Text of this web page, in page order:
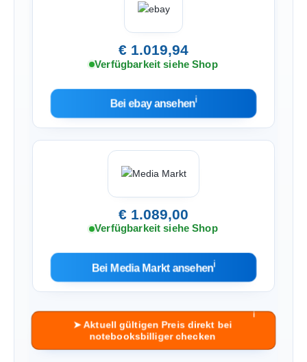
€ 1.019,94
Verfügbarkeit siehe Shop
Bei ebay ansehenℹ︎
€ 1.089,00
Verfügbarkeit siehe Shop
Bei Media Markt ansehenℹ︎
➤ Aktuell gültigen Preis direkt bei
notebooksbilliger checken
ℹ︎